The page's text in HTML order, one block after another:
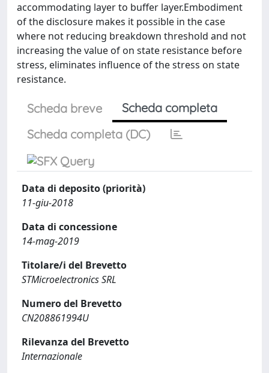
accommodating layer to buffer layer.Embodiment
of the disclosure makes it possible in the case
where not reducing breakdown threshold and not
increasing the value of on state resistance before
stress, eliminates influence of the stress on state
resistance.
Scheda breve
Scheda completa
Scheda completa (DC)
Data di deposito (priorità)
11-giu-2018
Data di concessione
14-mag-2019
Titolare/i del Brevetto
STMicroelectronics SRL
Numero del Brevetto
CN208861994U
Rilevanza del Brevetto
Internazionale